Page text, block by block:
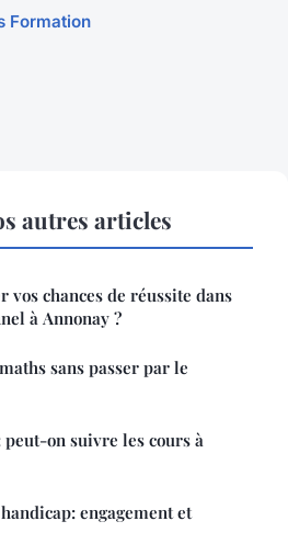
Formation
autres articles
chances de réussite dans
à Annonay ?
sans passer par le
peut-on suivre les cours à
engagement et